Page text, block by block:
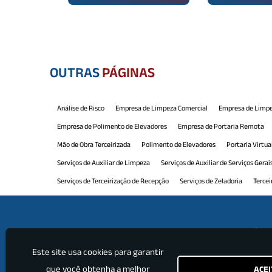
OUTRASPÁGINAS
Análise de Risco Empresa de Limpeza Comercial Empresa de
Empresa de Polimento de Elevadores
Empresa de Portaria Remota
Mão de Obra Terceirizada
Polimento de Elevadores Portaria Virtual
Serviços de Auxiliar de Limpeza
Serviços de Auxiliar de Serviços
Serviços de Terceirização de Recepção
Serviços de Zeladoria
Terceirização de Limpeza e Conservação
Terceirização de
Home
Este site usa cookies para garantir